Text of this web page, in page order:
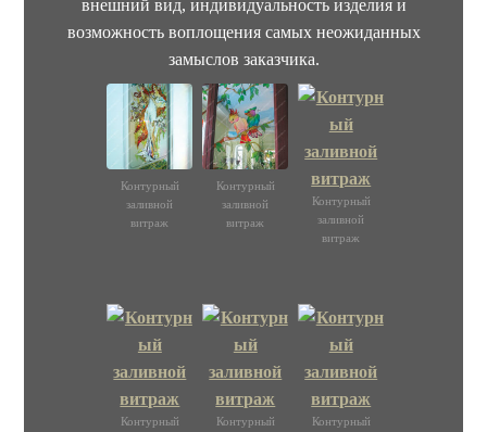
внешний вид, индивидуальность изделия и
возможность воплощения самых неожиданных
замыслов заказчика.
Контурный
заливной
витраж
Контурный
заливной
витраж
Контурный
заливной
витраж
Контурный
Контурный
Контурный